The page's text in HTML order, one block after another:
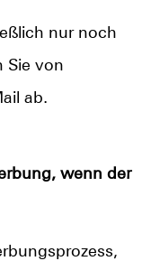
nur noch
Sie von
ab.
wenn der